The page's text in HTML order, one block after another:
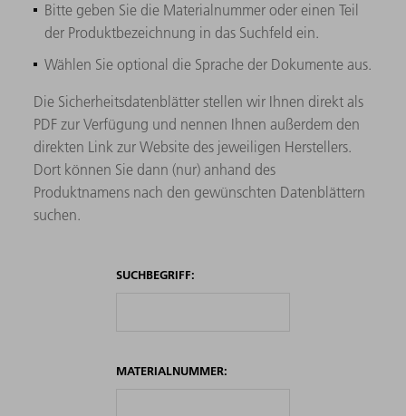
Bitte geben Sie die Materialnummer oder einen Teil
der Produktbezeichnung in das Suchfeld ein.
Wählen Sie optional die Sprache der Dokumente aus.
Die Sicherheitsdatenblätter stellen wir Ihnen direkt als
PDF zur Verfügung und nennen Ihnen außerdem den
direkten Link zur Website des jeweiligen Herstellers.
Dort können Sie dann (nur) anhand des
Produktnamens nach den gewünschten Datenblättern
suchen.
SUCHBEGRIFF:
MATERIALNUMMER: